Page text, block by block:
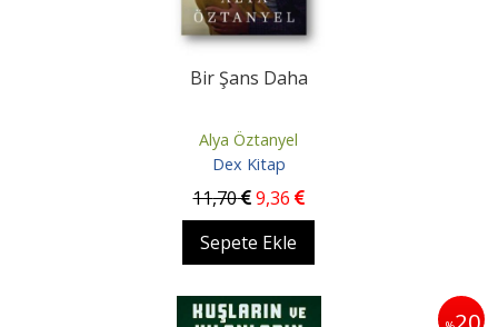
Bir Şans Daha
Alya Öztanyel
Dex Kitap
11,70 9,36
Sepete Ekle